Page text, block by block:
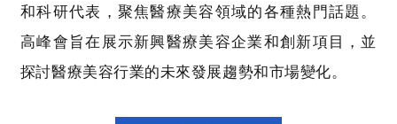
和科研代表，聚焦醫療美容領域的各種熱門話題。
高峰會旨在展示新興醫療美容企業和創新項目，並
探討醫療美容行業的未來發展趨勢和市場變化。